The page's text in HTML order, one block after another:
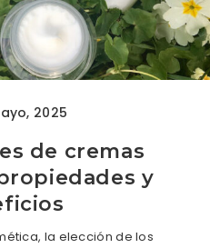
2025
de cremas
y
la elección de los